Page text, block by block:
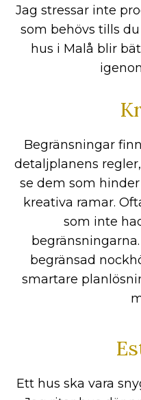
Jag stressar inte
som behövs tills
hus i Malå blir
Begränsningar
detaljplanens
se dem som
kreativa ramar.
som inte
begränsad
smartare
Ett hus ska vara